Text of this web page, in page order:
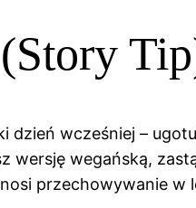
dzień wcześniej –
wersję wegańską,
przechowywanie